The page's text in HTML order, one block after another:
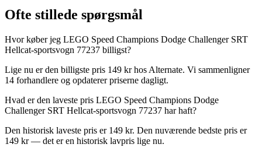
Ofte stillede spørgsmål
Hvor køber jeg LEGO Speed Champions Dodge Challenger SRT
Hellcat-sportsvogn 77237 billigst?
Lige nu er den billigste pris 149 kr hos Alternate. Vi sammenligner
14 forhandlere og opdaterer priserne dagligt.
Hvad er den laveste pris LEGO Speed Champions Dodge
Challenger SRT Hellcat-sportsvogn 77237 har haft?
Den historisk laveste pris er 149 kr. Den nuværende bedste pris er
149 kr — det er en historisk lavpris lige nu.